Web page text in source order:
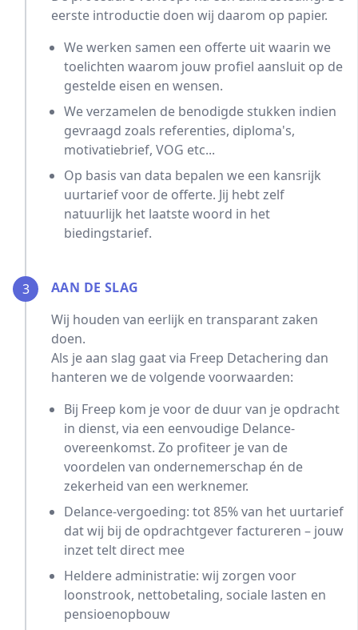
eerste introductie doen wij daarom op papier.
We werken samen een offerte uit waarin we
toelichten waarom jouw profiel aansluit op de
gestelde eisen en wensen.
We verzamelen de benodigde stukken indien
gevraagd zoals referenties, diploma's,
motivatiebrief, VOG etc...
Op basis van data bepalen we een kansrijk
uurtarief voor de offerte. Jij hebt zelf
natuurlijk het laatste woord in het
biedingstarief.
3
AAN DE SLAG
Wij houden van eerlijk en transparant zaken
doen.
Als je aan slag gaat via Freep Detachering dan
hanteren we de volgende voorwaarden:
Bij Freep kom je voor de duur van je opdracht
in dienst, via een eenvoudige Delance-
overeenkomst. Zo profiteer je van de
voordelen van ondernemerschap én de
zekerheid van een werknemer.
Delance-vergoeding: tot 85% van het uurtarief
dat wij bij de opdrachtgever factureren – jouw
inzet telt direct mee
Heldere administratie: wij zorgen voor
loonstrook, nettobetaling, sociale lasten en
pensioenopbouw